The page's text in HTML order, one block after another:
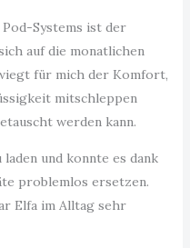
Systems ist der
auf die monatlichen
für mich der Komfort,
mitschleppen
werden kann.
und konnte es dank
problemlos ersetzen.
Elfa im Alltag sehr